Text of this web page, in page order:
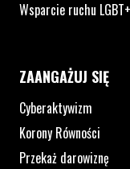
Wsparcie ruchu LGBT+
ZAANGAŻUJ SIĘ
Cyberaktywizm
Korony Równości
Przekaż darowiznę